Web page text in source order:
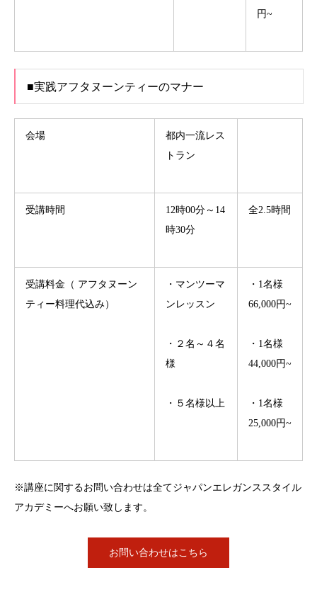
円~
■実践アフタヌーンティーのマナー
会場
都内一流レス
トラン
受講時間
12時00分～14
時30分
全2.5時間
受講料金（ アフタヌーン
ティー料理代込み）
・マンツーマ
ンレッスン
・２名～４名
様
・５名様以上
・1名様
66,000円~
・1名様
44,000円~
・1名様
25,000円~
※講座に関するお問い合わせは全てジャパンエレガンススタイル
アカデミーへお願い致します。
お問い合わせはこちら